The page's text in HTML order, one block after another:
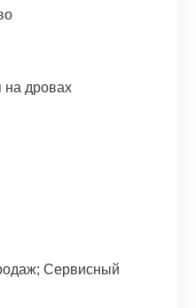
на дровах
Сервисный